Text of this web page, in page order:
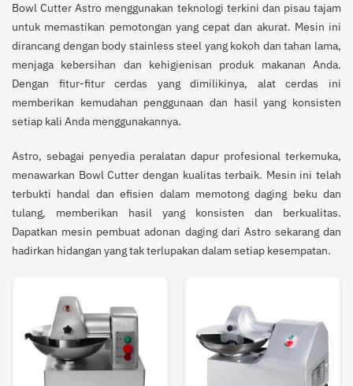
Bowl Cutter Astro menggunakan teknologi terkini dan pisau tajam
untuk memastikan pemotongan yang cepat dan akurat. Mesin ini
dirancang dengan body stainless steel yang kokoh dan tahan lama,
menjaga kebersihan dan kehigienisan produk makanan Anda.
Dengan fitur-fitur cerdas yang dimilikinya, alat cerdas ini
memberikan kemudahan penggunaan dan hasil yang konsisten
setiap kali Anda menggunakannya.
Astro, sebagai penyedia peralatan dapur profesional terkemuka,
menawarkan Bowl Cutter dengan kualitas terbaik. Mesin ini telah
terbukti handal dan efisien dalam memotong daging beku dan
tulang, memberikan hasil yang konsisten dan berkualitas.
Dapatkan mesin pembuat adonan daging dari Astro sekarang dan
hadirkan hidangan yang tak terlupakan dalam setiap kesempatan.